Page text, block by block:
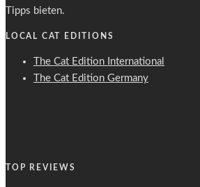
Tipps bieten.
LOCAL CAT EDITIONS
The Cat Edition International
The Cat Edition Germany
TOP REVIEWS